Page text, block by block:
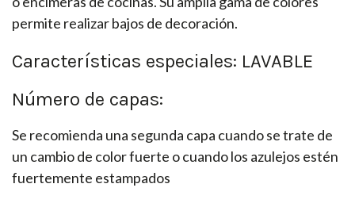
permite realizar bajos de decoración.
Características especiales: LAVABLE
Número de capas:
Se recomienda una segunda capa cuando se trate de
un cambio de color fuerte o cuando los azulejos estén
fuertemente estampados